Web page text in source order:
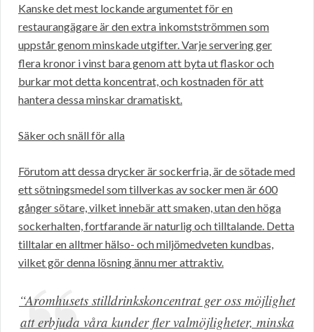
Kanske det mest lockande argumentet för en
restaurangägare är den extra inkomstströmmen som
uppstår genom minskade utgifter. Varje servering ger
flera kronor i vinst bara genom att byta ut flaskor och
burkar mot detta koncentrat, och kostnaden för att
hantera dessa minskar dramatiskt.
Säker och snäll för alla
Förutom att dessa drycker är sockerfria, är de sötade med
ett sötningsmedel som tillverkas av socker men är 600
gånger sötare, vilket innebär att smaken, utan den höga
sockerhalten, fortfarande är naturlig och tilltalande. Detta
tilltalar en alltmer hälso- och miljömedveten kundbas,
vilket gör denna lösning ännu mer attraktiv.
“Aromhusets stilldrinkskoncentrat ger oss möjlighet
att erbjuda våra kunder fler valmöjligheter, minska